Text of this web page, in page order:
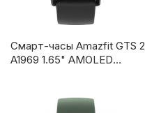
Смарт-часы Amazfit GTS 2
A1969 1.65" AMOLED